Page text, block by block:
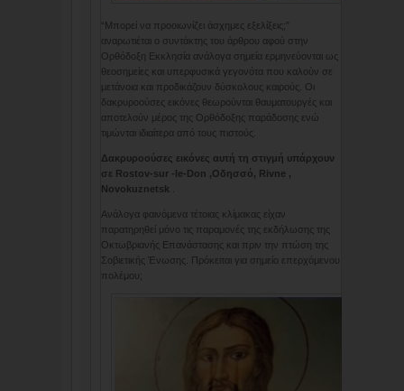
“Μπορεί να προοιωνίζει άσχημες εξελίξεις;”
αναρωτιέται ο συντάκτης του άρθρου αφού στην
Ορθόδοξη Εκκλησία ανάλογα σημεία ερμηνεύονται ως
θεοσημείες και υπερφυσικά γεγονότα που καλούν σε
μετάνοια και προδικάζουν δύσκολους καιρούς. Οι
δακρυροούσες εικόνες θεωρούνται θαυματουργές και
αποτελούν μέρος της Ορθόδοξης παράδοσης ενώ
τιμώνται ιδιαίτερα από τους πιστούς.
Δακρυροούσες εικόνες αυτή τη στιγμή υπάρχουν
σε Rostov-sur -le-Don ,Οδησσό, Rivne ,
Novokuznetsk .
Ανάλογα φαινόμενα τέτοιας κλίμακας είχαν
παρατηρηθεί μόνο τις παραμονές της εκδήλωσης της
Οκτωβριανής Επανάστασης και πριν την πτώση της
Σοβιετικής Ένωσης. Πρόκειται για σημείο επερχόμενου
πολέμου;